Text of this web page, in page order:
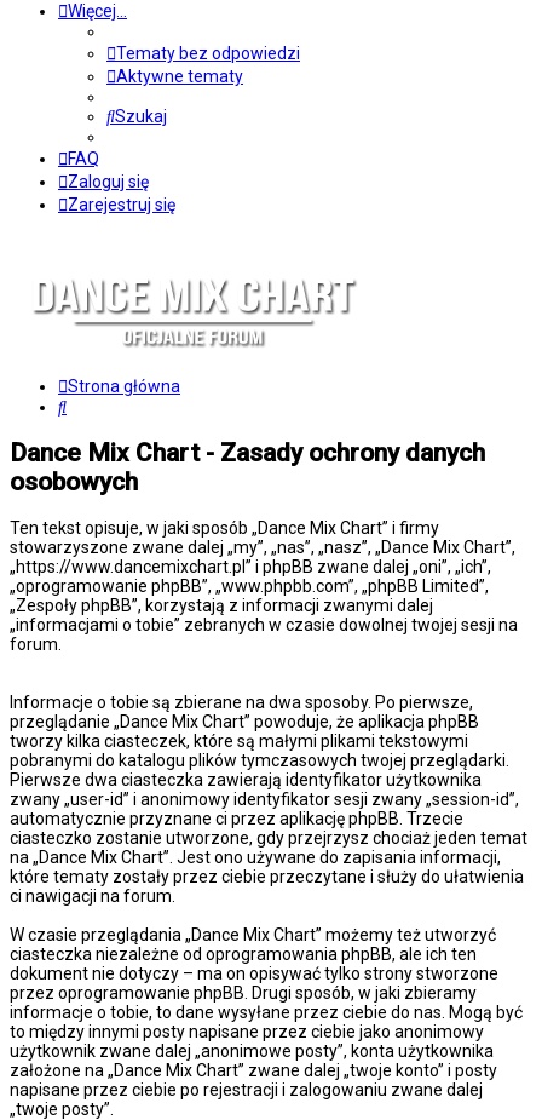
Więcej…
Tematy bez odpowiedzi
Aktywne tematy
Szukaj
FAQ
Zaloguj się
Zarejestruj się
Strona główna
Szukaj
Dance Mix Chart - Zasady ochrony danych
osobowych
Ten tekst opisuje, w jaki sposób „Dance Mix Chart” i firmy
stowarzyszone zwane dalej „my”, „nas”, „nasz”, „Dance Mix Chart”,
„https://www.dancemixchart.pl” i phpBB zwane dalej „oni”, „ich”,
„oprogramowanie phpBB”, „www.phpbb.com”, „phpBB Limited”,
„Zespoły phpBB”, korzystają z informacji zwanymi dalej
„informacjami o tobie” zebranych w czasie dowolnej twojej sesji na
forum.
Informacje o tobie są zbierane na dwa sposoby. Po pierwsze,
przeglądanie „Dance Mix Chart” powoduje, że aplikacja phpBB
tworzy kilka ciasteczek, które są małymi plikami tekstowymi
pobranymi do katalogu plików tymczasowych twojej przeglądarki.
Pierwsze dwa ciasteczka zawierają identyfikator użytkownika
zwany „user-id” i anonimowy identyfikator sesji zwany „session-id”,
automatycznie przyznane ci przez aplikację phpBB. Trzecie
ciasteczko zostanie utworzone, gdy przejrzysz chociaż jeden temat
na „Dance Mix Chart”. Jest ono używane do zapisania informacji,
które tematy zostały przez ciebie przeczytane i służy do ułatwienia
ci nawigacji na forum.
W czasie przeglądania „Dance Mix Chart” możemy też utworzyć
ciasteczka niezależne od oprogramowania phpBB, ale ich ten
dokument nie dotyczy – ma on opisywać tylko strony stworzone
przez oprogramowanie phpBB. Drugi sposób, w jaki zbieramy
informacje o tobie, to dane wysyłane przez ciebie do nas. Mogą być
to między innymi posty napisane przez ciebie jako anonimowy
użytkownik zwane dalej „anonimowe posty”, konta użytkownika
założone na „Dance Mix Chart” zwane dalej „twoje konto” i posty
napisane przez ciebie po rejestracji i zalogowaniu zwane dalej
„twoje posty”.